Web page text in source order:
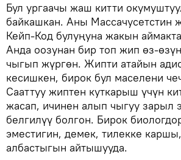
Бул ургаачы жаш китти
байкашкан. Аны Массачусетстин
Кейп-Код булуңуна жакын
Анда оозунан бир топ жип өз-
чыгып жүргөн. Жипти атайын
кесишкен, бирок бул маселени
Сааттуу жиптен куткарыш үчүн
жасап, ичинен алып чыгуу зарыл
белгилүү болгон. Бирок
эместигин, демек, тилекке
албастыгын айтышууда.